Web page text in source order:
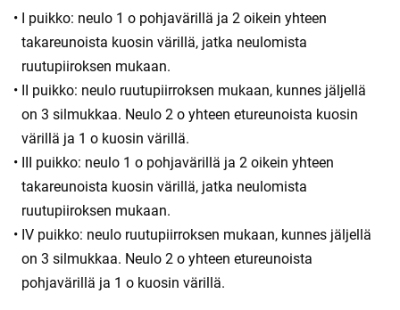
I puikko: neulo 1 o pohjavärillä ja 2 oikein yhteen
takareunoista kuosin värillä, jatka neulomista
ruutupiiroksen mukaan.
II puikko: neulo ruutupiirroksen mukaan, kunnes jäljellä
on 3 silmukkaa. Neulo 2 o yhteen etureunoista kuosin
värillä ja 1 o kuosin värillä.
III puikko: neulo 1 o pohjavärillä ja 2 oikein yhteen
takareunoista kuosin värillä, jatka neulomista
ruutupiiroksen mukaan.
IV puikko: neulo ruutupiirroksen mukaan, kunnes jäljellä
on 3 silmukkaa. Neulo 2 o yhteen etureunoista
pohjavärillä ja 1 o kuosin värillä.